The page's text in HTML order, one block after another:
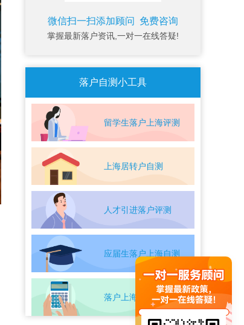
微信扫一扫添加顾问 免费咨询
掌握最新落户资讯,一对一在线答疑!
落户自测小工具
留学生落户上海评测
上海居转户自测
人才引进落户评测
应届生落户上海自测
落户上海条件自测